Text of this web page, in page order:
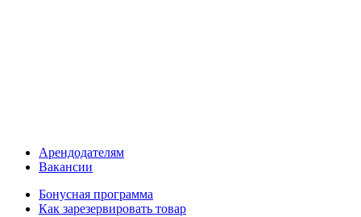
Арендодателям
Вакансии
Бонусная программа
Как зарезервировать товар